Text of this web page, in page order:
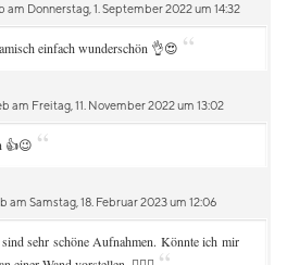
am Donnerstag, 1. September 2022 um 14:32
einfach wunderschön 👌😍 “
am Freitag, 11. November 2022 um 13:02
👍😉 “
am Samstag, 18. Februar 2023 um 12:06
sehr schöne Aufnahmen. Könnte ich mir